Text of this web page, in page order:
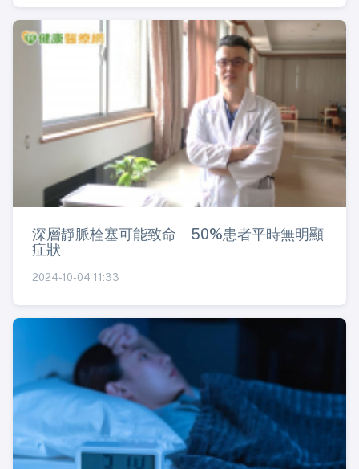
深層靜脈栓塞可能致命 50%患者平時無明顯
症狀
2024-10-04 11:33